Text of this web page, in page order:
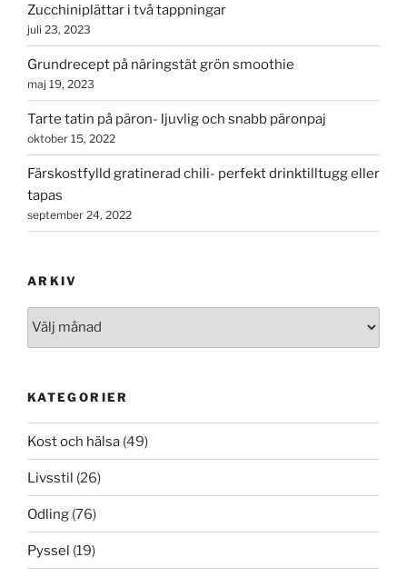
Zucchiniplättar i två tappningar
juli 23, 2023
Grundrecept på näringstät grön smoothie
maj 19, 2023
Tarte tatin på päron- ljuvlig och snabb päronpaj
oktober 15, 2022
Färskostfylld gratinerad chili- perfekt drinktilltugg eller
tapas
september 24, 2022
ARKIV
KATEGORIER
Kost och hälsa (49)
Livsstil (26)
Odling (76)
Pyssel (19)